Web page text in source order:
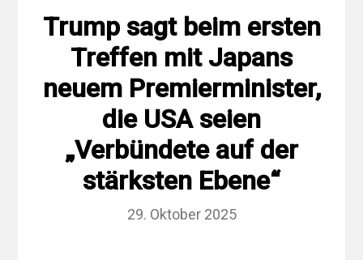
Trump sagt beim ersten
Treffen mit Japans
neuem Premierminister,
die USA seien
„Verbündete auf der
stärksten Ebene“
29. Oktober 2025